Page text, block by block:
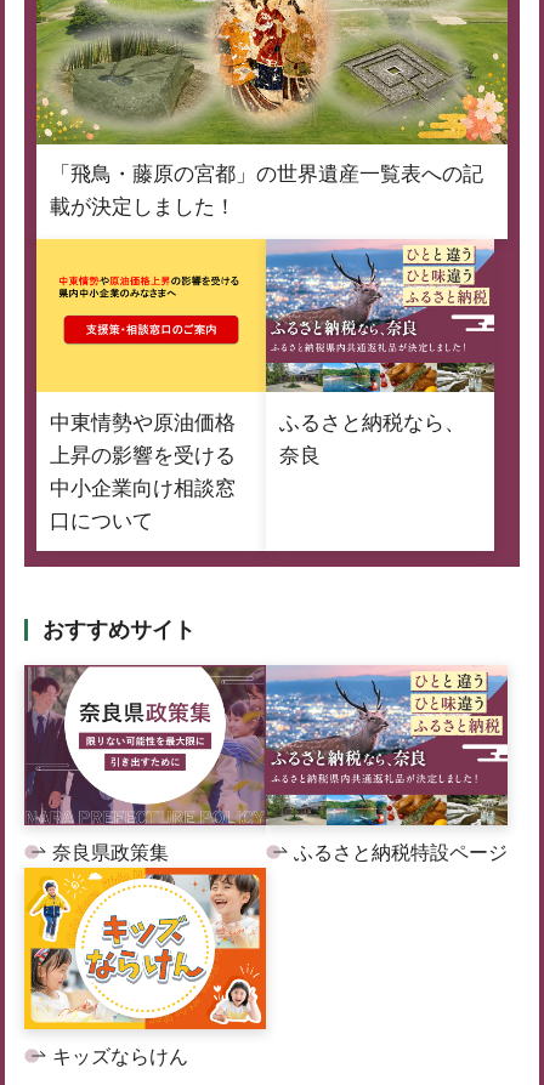
「飛鳥・藤原の宮都」の世界遺産一覧表への記
載が決定しました！
中東情勢や原油価格
上昇の影響を受ける
中小企業向け相談窓
口について
ふるさと納税なら、
奈良
おすすめサイト
奈良県政策集 ふるさと納税特設ページ
キッズならけん